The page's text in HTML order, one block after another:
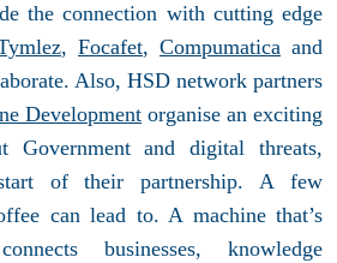
the connection with cutting edge
, Focafet, Compumatica and
Also, HSD network partners
Development organise an exciting
Government and digital threats,
of their partnership. A few
can lead to. A machine that’s
businesses, knowledge